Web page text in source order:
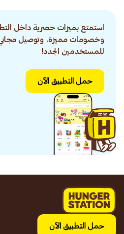
استمتع بميزات حصرية داخل
وخصومات مميزة. وتوصيل مجاني
للمستخدمين الجدد!
حمل التطبيق الآن
حمل التطبيق الآن